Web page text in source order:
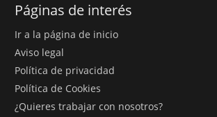
Páginas de interés
Ir a la página de inicio
Aviso legal
Política de privacidad
Política de Cookies
¿Quieres trabajar con nosotros?